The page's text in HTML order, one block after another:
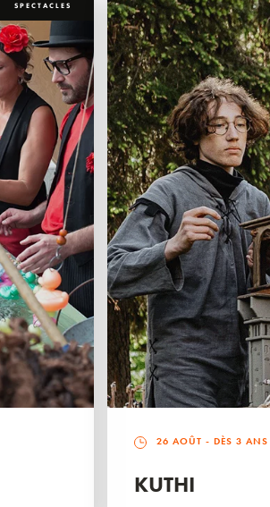
SPECTACLES
26 AOÛT - DÈS 3 ANS
KUTHI